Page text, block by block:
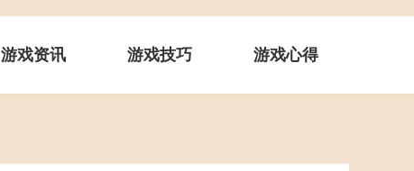
游戏资讯 游戏技巧 游戏心得